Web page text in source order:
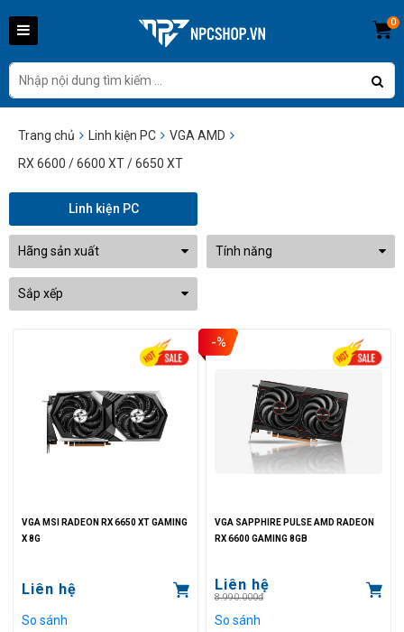
0
Trang chủ Linh kiện PC
VGA AMD
RX 6600 / 6600 XT / 6650 XT
Linh kiện PC
Hãng sản xuất Tính năng
Sắp xếp
VGA MSI RADEON RX 6650 XT GAMING
X 8G
Liên hệ
So sánh
-%
VGA SAPPHIRE PULSE AMD RADEON
RX 6600 GAMING 8GB
Liên hệ
8.990.000đ
So sánh